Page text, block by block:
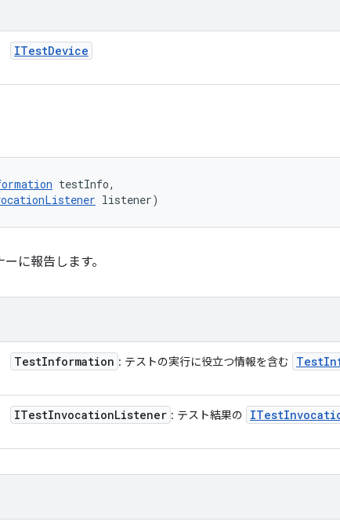
ITestDevice
testInfo,
listener)
に報告します。
TestInformation : テストの実行に役立つ情報を含む Test
ITestInvocationListener : テスト結果の ITest